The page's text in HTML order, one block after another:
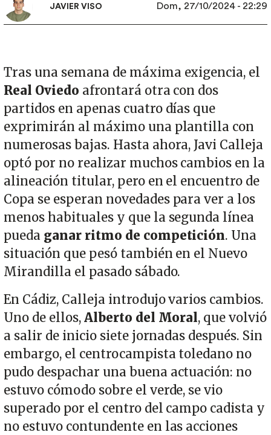
JAVIER VISO Dom, 27/10/2024 - 22:29
Tras una semana de máxima exigencia, el
Real Oviedo afrontará otra con dos
partidos en apenas cuatro días que
exprimirán al máximo una plantilla con
numerosas bajas. Hasta ahora, Javi Calleja
optó por no realizar muchos cambios en la
alineación titular, pero en el encuentro de
Copa se esperan novedades para ver a los
menos habituales y que la segunda línea
pueda ganar ritmo de competición. Una
situación que pesó también en el Nuevo
Mirandilla el pasado sábado.
En Cádiz, Calleja introdujo varios cambios.
Uno de ellos,Alberto del Moral, que volvió
a salir de inicio siete jornadas después. Sin
embargo, el centrocampista toledano no
pudo despachar una buena actuación: no
estuvo cómodo sobre el verde, se vio
superado por el centro del campo cadista y
no estuvo contundente en las acciones